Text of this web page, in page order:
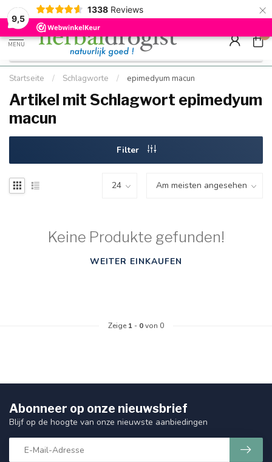
9,5
1338 Reviews ×
Kostenloser DE-Versand ab Mindestbestellwert |
Schnell geliefert
Minimum
Hızlı
MENU
0
Startseite / Schlagworte / epimedyum macun
Artikel mit Schlagwort epimedyum
macun
Filter
Keine Produkte gefunden!
WEITER EINKAUFEN
Zeige 1 - 0von 0
Abonneer op onze nieuwsbrief
Blijf op de hoogte van onze nieuwste aanbiedingen